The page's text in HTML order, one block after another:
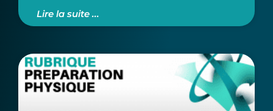
Lire la suite ...